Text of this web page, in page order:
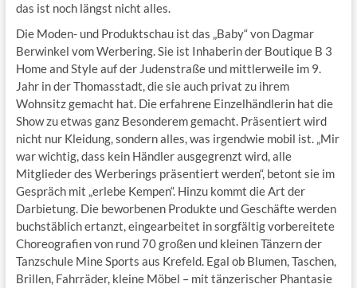
das ist noch längst nicht alles.
Die Moden- und Produktschau ist das „Baby“ von Dagmar
Berwinkel vom Werbering. Sie ist Inhaberin der Boutique B 3
Home and Style auf der Judenstraße und mittlerweile im 9.
Jahr in der Thomasstadt, die sie auch privat zu ihrem
Wohnsitz gemacht hat. Die erfahrene Einzelhändlerin hat die
Show zu etwas ganz Besonderem gemacht. Präsentiert wird
nicht nur Kleidung, sondern alles, was irgendwie mobil ist. „Mir
war wichtig, dass kein Händler ausgegrenzt wird, alle
Mitglieder des Werberings präsentiert werden“, betont sie im
Gespräch mit „erlebe Kempen“. Hinzu kommt die Art der
Darbietung. Die beworbenen Produkte und Geschäfte werden
buchstäblich ertanzt, eingearbeitet in sorgfältig vorbereitete
Choreografien von rund 70 großen und kleinen Tänzern der
Tanzschule Mine Sports aus Krefeld. Egal ob Blumen, Taschen,
Brillen, Fahrräder, kleine Möbel – mit tänzerischer Phantasie